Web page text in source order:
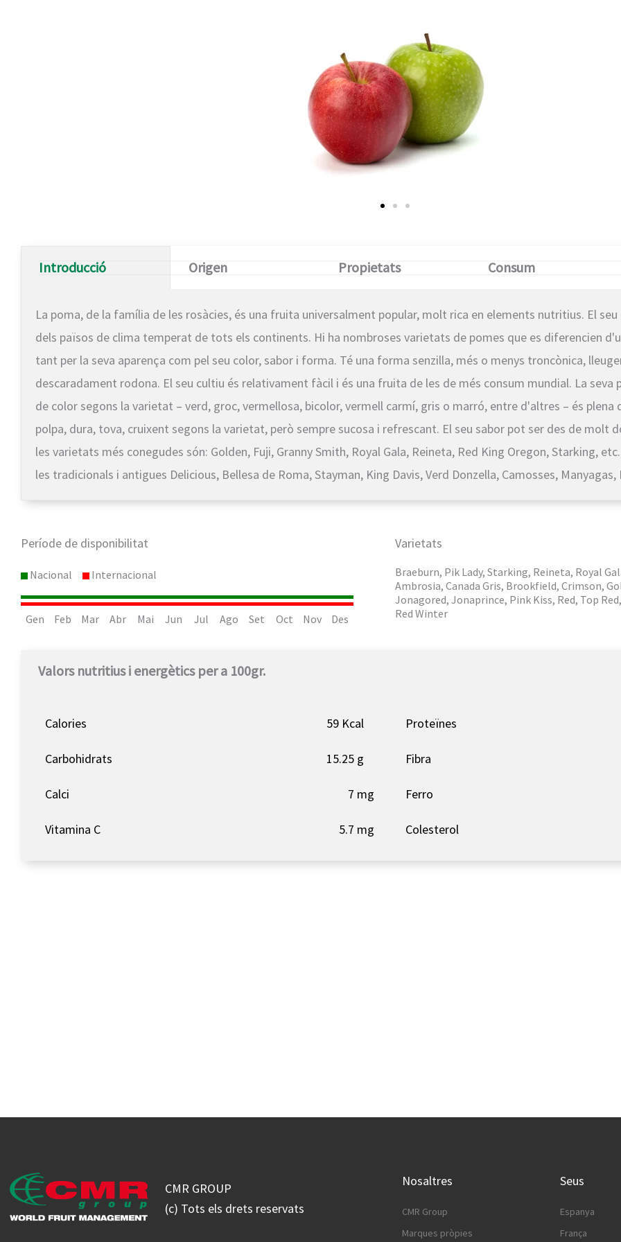
Introducció Origen Propietats Consum
La poma, de la família de les rosàcies, és una fruita universalment popular, molt rica en elements nutritius. El
dels països de clima temperat de tots els continents. Hi ha nombroses varietats de pomes que es diferencien
tant per la seva aparença com pel seu color, sabor i forma. Té una forma senzilla, més o menys troncònica,
descaradament rodona. El seu cultiu és relativament fàcil i és una fruita de les de més consum mundial. La seva
de color segons la varietat – verd, groc, vermellosa, bicolor, vermell carmí, gris o marró, entre d'altres – és plena
polpa, dura, tova, cruixent segons la varietat, però sempre sucosa i refrescant. El seu sabor pot ser des de molt
les varietats més conegudes són: Golden, Fuji, Granny Smith, Royal Gala, Reineta, Red King Oregon, Starking,
les tradicionals i antigues Delicious, Bellesa de Roma, Stayman, King Davis, Verd Donzella, Camosses, Manyagas,
Període de disponibilitat
Nacional Internacional
Gen Feb Mar Abr Mai Jun Jul Ago Set Oct Nov Des
Varietats
Braeburn, Pik Lady, Starking, Reineta, Royal
Ambrosia, Canada Gris, Brookfield, Crimson,
Jonagored, Jonaprince, Pink Kiss, Red, Top
Red Winter
Valors nutritius i energètics per a 100gr.
Calories 59 Kcal Proteïnes
Carbohidrats 15.25 g Fibra
Calci 7 mg Ferro
Vitamina C 5.7 mg Colesterol
CMR GROUP
(c) Tots els drets reservats
Nosaltres
CMR Group
Marques pròpies
Seus
Espanya
França